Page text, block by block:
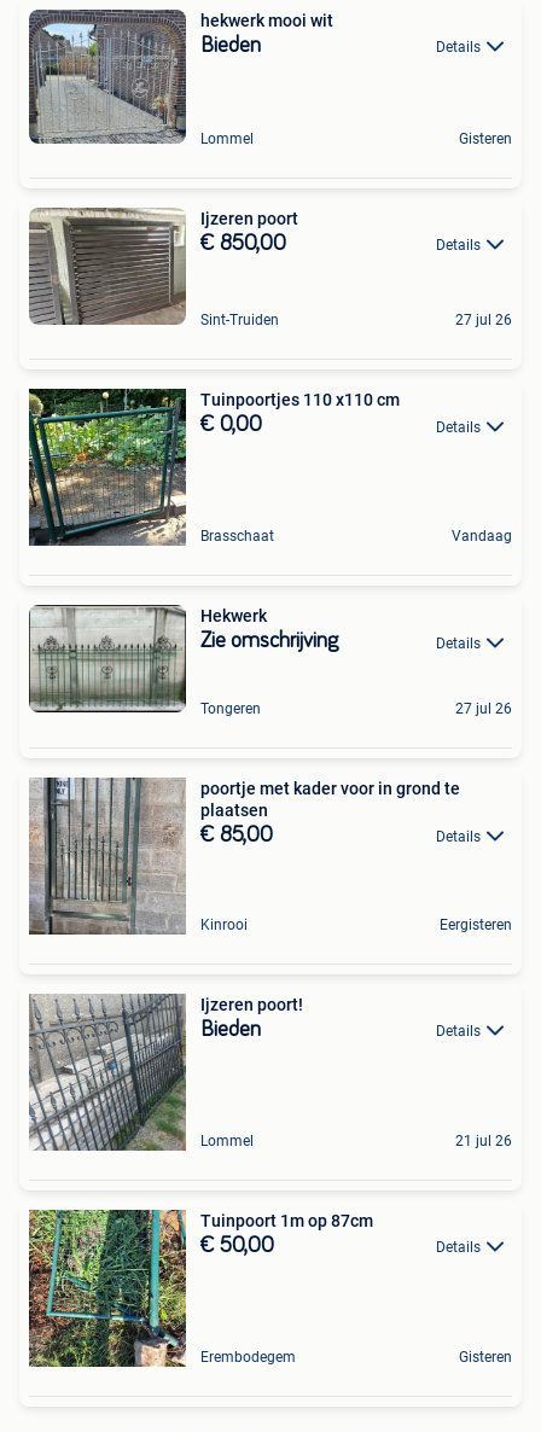
hekwerk mooi wit
Bieden Details
Lommel Gisteren
Ijzeren poort
€ 850,00 Details
Sint-Truiden 27 jul 26
Tuinpoortjes 110 x110 cm
€ 0,00 Details
Brasschaat Vandaag
Hekwerk
Zie omschrijving Details
Tongeren 27 jul 26
poortje met kader voor in grond te
plaatsen
€ 85,00 Details
Kinrooi Eergisteren
Ijzeren poort!
Bieden Details
Lommel 21 jul 26
Tuinpoort 1m op 87cm
€ 50,00 Details
Erembodegem Gisteren